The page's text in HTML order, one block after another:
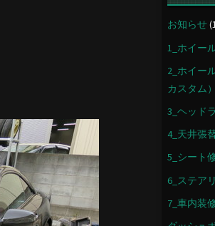
お知らせ
1_ホイー
2_ホイー
カスタム）
3_ヘッド
4_天井張
5_シート
6_ステア
7_車内装